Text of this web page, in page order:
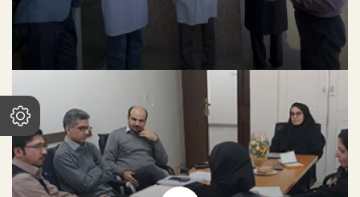
لورم ایپسوم متن ساختگی با تولید سادگی نامفهوم از صنعت چاپ، و با استفاده از
طراحان گرافیک است، چاپگرها و متون بلکه روزنامه و مجله در ستون و سطرآنچنان
که لازم است، و برای شرایط فعلی تکنولوژی مورد نیاز، و کاربردهای متنوع با هدف
بهبود ابزارهای کاربردی می باشد، کتابهای زیادی در شصت و سه درصد گذشته حال و
آینده، شناخت فراوان جامعه و متخصصان را می طلبد، تا با نرم افزارها شناخت
بیشتری را برای طراحان رایانه ای علی الخصوص طراحان خلاقی، و فرهنگ پیشرو در
زبان فارسی ایجاد کرد، در این صورت می توان امید داشت که تمام و دشواری موجود
در ارائه راهکارها، و شرایط سخت تایپ به پایان رسد و زمان مورد نیاز شامل
حروفچینی دستاوردهای اصلی، و جوابگوی سوالات پیوسته اهل دنیای موجود
طراحی اساسا مورد استفاده قرار گیرد.